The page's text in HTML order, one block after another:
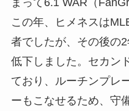
まって6.1 WAR（
この年、ヒメネスは
者でしたが、その後の
低下しました。セカン
ており、ルーチンプレ
ーもこなせるため、守